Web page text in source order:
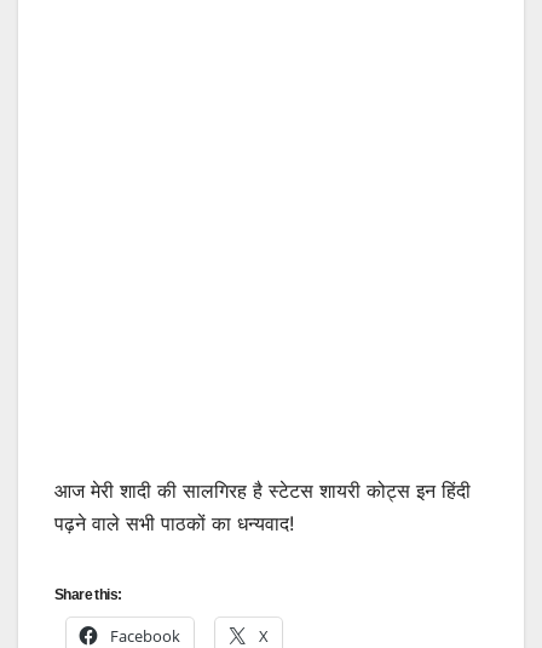
आज मेरी शादी की सालगिरह है स्टेटस शायरी कोट्स इन हिंदी
पढ़ने वाले सभी पाठकों का धन्यवाद!
Share this:
Facebook X